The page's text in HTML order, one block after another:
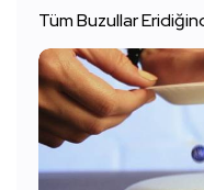
Tüm Buzullar